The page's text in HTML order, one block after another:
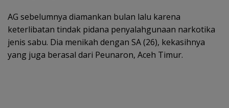
AG sebelumnya diamankan bulan lalu karena
keterlibatan tindak pidana penyalahgunaan narkotika
jenis sabu. Dia menikah dengan SA (26), kekasihnya
yang juga berasal dari Peunaron, Aceh Timur.